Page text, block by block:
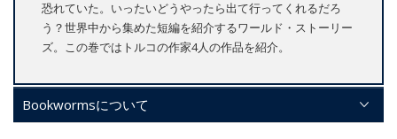
恐れていた。いったいどうやったら出て行ってくれるだろ
う？世界中から集めた短編を紹介するワールド・ストーリー
ズ。この巻ではトルコの作家4人の作品を紹介。
Bookwormsについて